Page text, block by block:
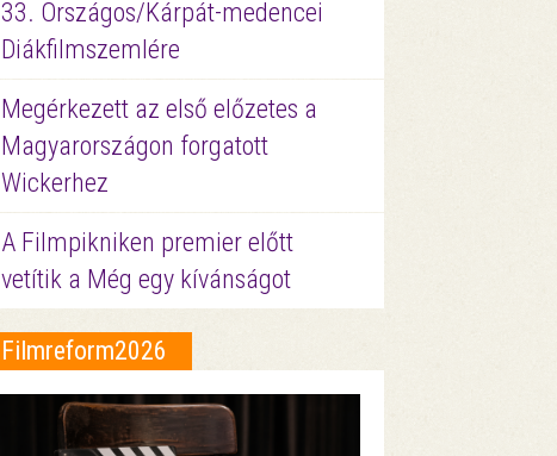
33. Országos/Kárpát-medencei
Diákfilmszemlére
Megérkezett az első előzetes a
Magyarországon forgatott
Wickerhez
A Filmpikniken premier előtt
vetítik a Még egy kívánságot
Filmreform2026